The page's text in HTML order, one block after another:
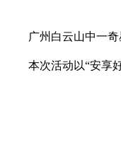
广州白云山中一
本次活动以“安享